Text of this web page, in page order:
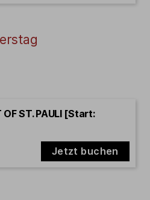
ST. PAULI [Start:
Jetzt buchen